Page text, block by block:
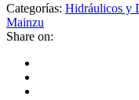
Categorías: Hidráulicos y
Mainzu
Share on: